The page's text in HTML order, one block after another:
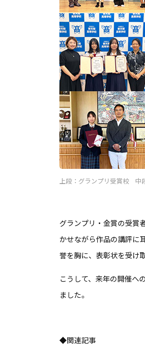
上段：グランプリ受賞校 中
グランプリ・金賞の受賞
かせながら作品の講評に
誉を胸に、表彰状を受け
こうして、来年の開催へ
ました。
◆関連記事